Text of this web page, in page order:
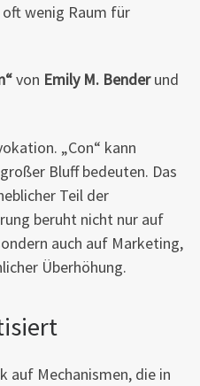
wenig Raum für
von Emily M. Benderund
„Con“ kann
Bluff bedeuten. Das
Teil der
beruht nicht nur auf
auch auf Marketing,
Überhöhung.
auf Mechanismen, die in